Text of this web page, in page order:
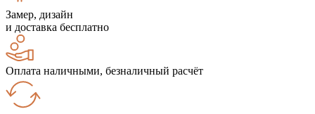
Замер, дизайн
и доставка бесплатно
Оплата наличными, безналичный расчёт